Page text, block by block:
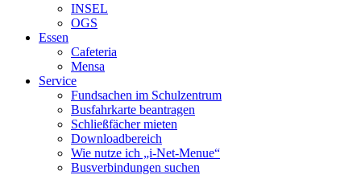
INSEL
OGS
Essen
Cafeteria
Mensa
Service
Fundsachen im Schulzentrum
Busfahrkarte beantragen
Schließfächer mieten
Downloadbereich
Wie nutze ich „i-Net-Menue“
Busverbindungen suchen